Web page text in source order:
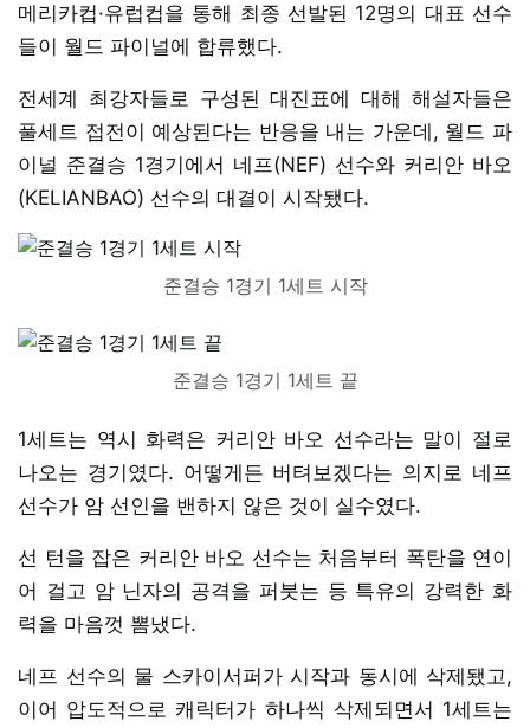
메리카컵·유럽컵을 통해 최종 선발된 12명의 대표 선수
들이 월드 파이널에 합류했다.
전세계 최강자들로 구성된 대진표에 대해 해설자들은
풀세트 접전이 예상된다는 반응을 내는 가운데, 월드 파
이널 준결승 1경기에서 네프(NEF) 선수와 커리안 바오
(KELIANBAO) 선수의 대결이 시작됐다.
준결승 1경기 1세트 시작
준결승 1경기 1세트 끝
1세트는 역시 화력은 커리안 바오 선수라는 말이 절로
나오는 경기였다. 어떻게든 버텨보겠다는 의지로 네프
선수가 암 선인을 밴하지 않은 것이 실수였다.
선 턴을 잡은 커리안 바오 선수는 처음부터 폭탄을 연이
어 걸고 암 닌자의 공격을 퍼붓는 등 특유의 강력한 화
력을 마음껏 뽐냈다.
네프 선수의 물 스카이서퍼가 시작과 동시에 삭제됐고,
이어 압도적으로 캐릭터가 하나씩 삭제되면서 1세트는